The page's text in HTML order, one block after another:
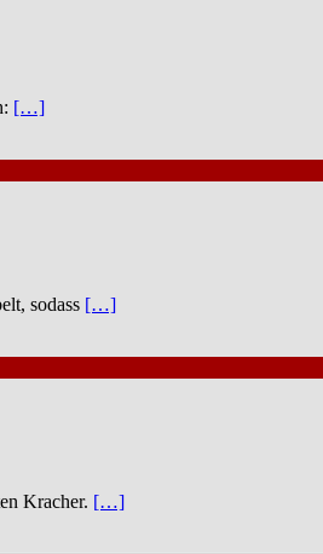
[…]
sodass […]
Kracher. […]